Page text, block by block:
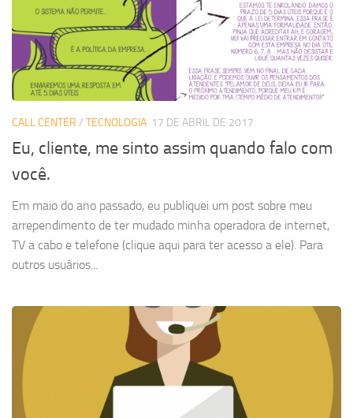
CALL CENTER / TECNOLOGIA 17 DE ABRIL DE 2017
Eu, cliente, me sinto assim quando falo com
você.
Em maio do ano passado, eu publiquei um post sobre meu
arrependimento de ter mudado minha operadora de internet,
TV a cabo e telefone (clique aqui para ter acesso a ele). Para
outros usuários...